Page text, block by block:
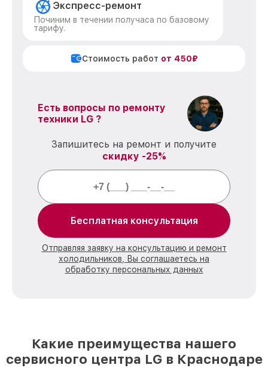
Экспресс-ремонт
Починим в течении получаса по базовому
тарифу.
Стоимость работ от 450₽
Есть вопросы по ремонту
техники LG ?
Запишитесь на ремонт и получите
скидку -25%
Бесплатная консультация
Отправляя заявку на консультацию и ремонт
холодильников, Вы соглашаетесь на
обработку персональных данных
Какие преимущества нашего
сервисного центра LG в Краснодаре